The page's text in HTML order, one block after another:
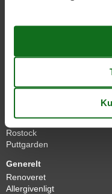
Kabel TV/parabol
Facilities for
Flensburg
Rostock
Puttgarden
Generelt
Renoveret
Allergivenligt